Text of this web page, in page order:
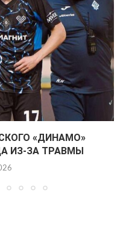
«ДИНАМО»
ИЗ-ЗА ТРАВМЫ